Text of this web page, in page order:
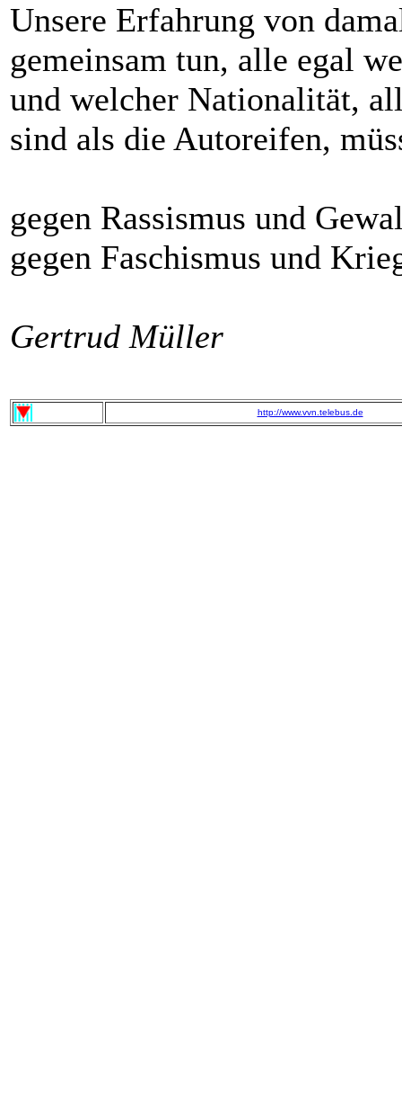
Unsere Erfahrung von
gemeinsam tun, alle egal
und welcher Nationalität,
sind als die Autoreifen,
gegen Rassismus und
gegen Faschismus und
Gertrud Müller
http://www.vvn.telebus.de